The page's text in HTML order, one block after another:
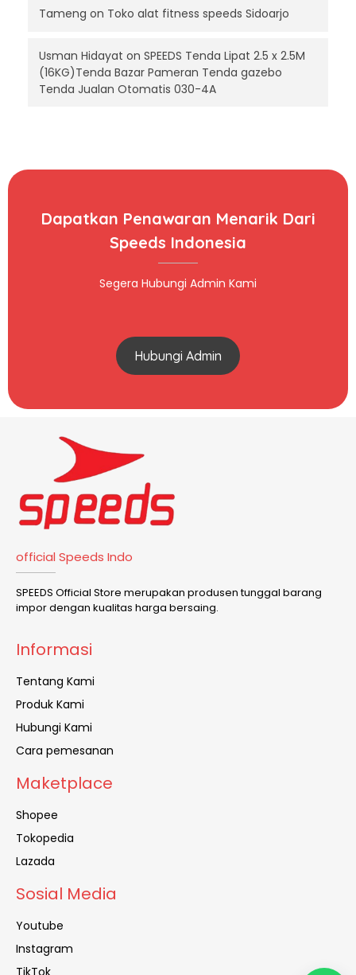
Tameng on Toko alat fitness speeds Sidoarjo
Usman Hidayat on SPEEDS Tenda Lipat 2.5 x 2.5M
(16KG)Tenda Bazar Pameran Tenda gazebo
Tenda Jualan Otomatis 030-4A
Dapatkan Penawaran Menarik Dari
Speeds Indonesia
Segera Hubungi Admin Kami
Hubungi Admin
official Speeds Indo
SPEEDS Official Store merupakan produsen tunggal barang
impor dengan kualitas harga bersaing.
Informasi
Tentang Kami
Produk Kami
Hubungi Kami
Cara pemesanan
Maketplace
Shopee
Tokopedia
Lazada
Sosial Media
Youtube
Instagram
TikTok